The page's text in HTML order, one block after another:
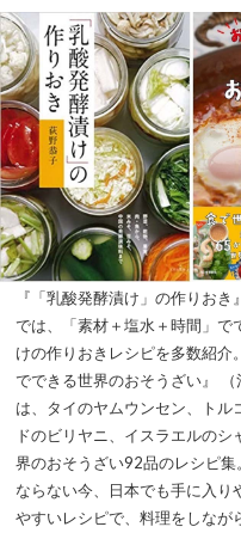
『「乳酸発酵漬け」の作りおき
では、「素材＋塩水＋時間」で
けの作りおきレシピを多数紹介
でできる世界のおそうざい』 （
は、タイのヤムウンセン、トル
ドのビリヤニ、イスラエルのシ
界のおそうざい92品のレシピ集
ならない今、日本でも手に入り
やすいレシピで、料理をしなが